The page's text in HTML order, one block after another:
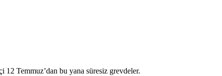
Temmuz’dan bu yana süresiz grevdeler.